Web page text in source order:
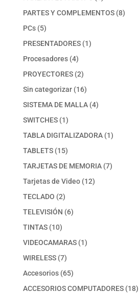
producto
PARTES Y COMPLEMENTOS 88
PCs 55
productos
PRESENTADORES 11
Procesadores 44
productos
PROYECTORES 22
productos
Sin categorizar 1616
productos
SISTEMA DE MALLA 44
SWITCHES 11
producto
TABLA DIGITALIZADORA 11
TABLETS 1515
productos
TARJETAS DE MEMORIA 77
Tarjetas de Video 1212
TECLADO 22
productos
TELEVISIÓN 66
TINTAS 1010
productos
VIDEOCAMARAS 11
WIRELESS 77
productos
Accesorios 6565
productos
ACCESORIOS COMPUTADORES 1818